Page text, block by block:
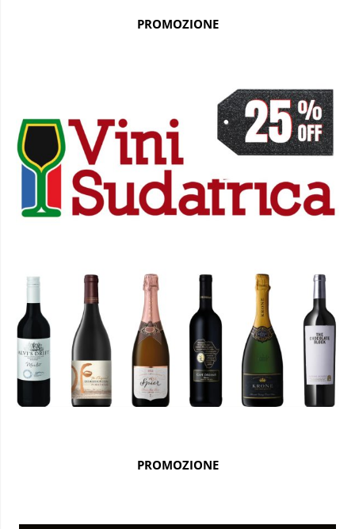
PROMOZIONE
PROMOZIONE